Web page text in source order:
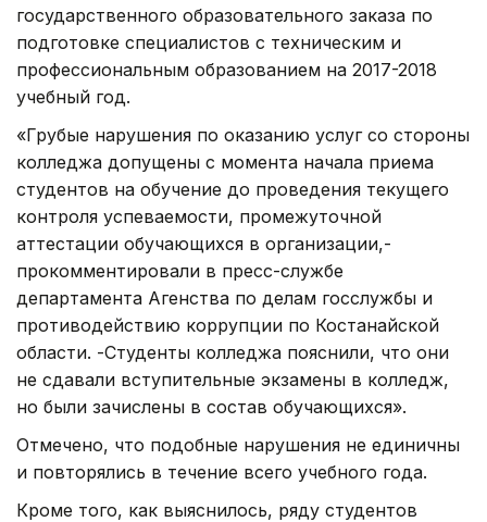
государственного образовательного заказа по
подготовке специалистов с техническим и
профессиональным образованием на 2017-2018
учебный год.
«Грубые нарушения по оказанию услуг со стороны
колледжа допущены с момента начала приема
студентов на обучение до проведения текущего
контроля успеваемости, промежуточной
аттестации обучающихся в организации,-
прокомментировали в пресс-службе
департамента Агенства по делам госслужбы и
противодействию коррупции по Костанайской
области. -Студенты колледжа пояснили, что они
не сдавали вступительные экзамены в колледж,
но были зачислены в состав обучающихся».
Отмечено, что подобные нарушения не единичны
и повторялись в течение всего учебного года.
Кроме того, как выяснилось, ряду студентов